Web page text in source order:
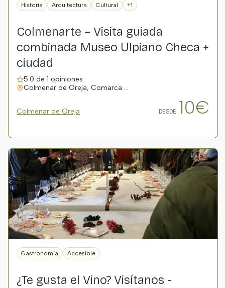
Historia Arquitectura Cultural +1
Colmenarte – Visita guiada
combinada Museo Ulpiano Checa +
ciudad
5.0 de 1 opiniones
Colmenar de Oreja, Comarca …
Colmenar de Oreja DESDE 10€
Gastronomía Accesible
¿Te gusta el Vino? Visítanos -